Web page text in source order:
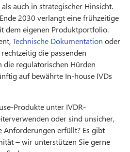
auch in strategischer Hinsicht.
2030 verlangt eine frühzeitige
dem eigenen Produktportfolio.
Technische Dokumentation oder
die passenden
die regulatorischen Hürden
auf bewährte In-house IVDs
Produkte unter IVDR-
oder sind unsicher,
Anforderungen erfüllt? Es gibt
– wir unterstützen Sie gerne